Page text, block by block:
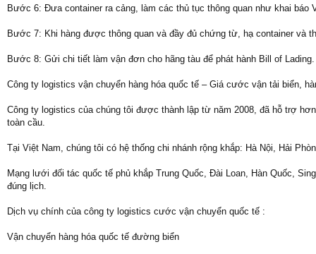
Bước 6: Đưa container ra cảng, làm các thủ tục thông quan như khai báo
Bước 7: Khi hàng được thông quan và đầy đủ chứng từ, hạ container và
Bước 8: Gửi chi tiết làm vận đơn cho hãng tàu để phát hành Bill of Lading.
Công ty logistics vận chuyển hàng hóa quốc tế – Giá cước vận tải biển,
Công ty logistics của chúng tôi được thành lập từ năm 2008, đã hỗ trợ
toàn cầu.
Tại Việt Nam, chúng tôi có hệ thống chi nhánh rộng khắp: Hà Nội, Hải
Mạng lưới đối tác quốc tế phủ khắp Trung Quốc, Đài Loan, Hàn Quốc,
đúng lịch.
Dịch vụ chính của công ty logistics cước vận chuyển quốc tế :
Vận chuyển hàng hóa quốc tế đường biển